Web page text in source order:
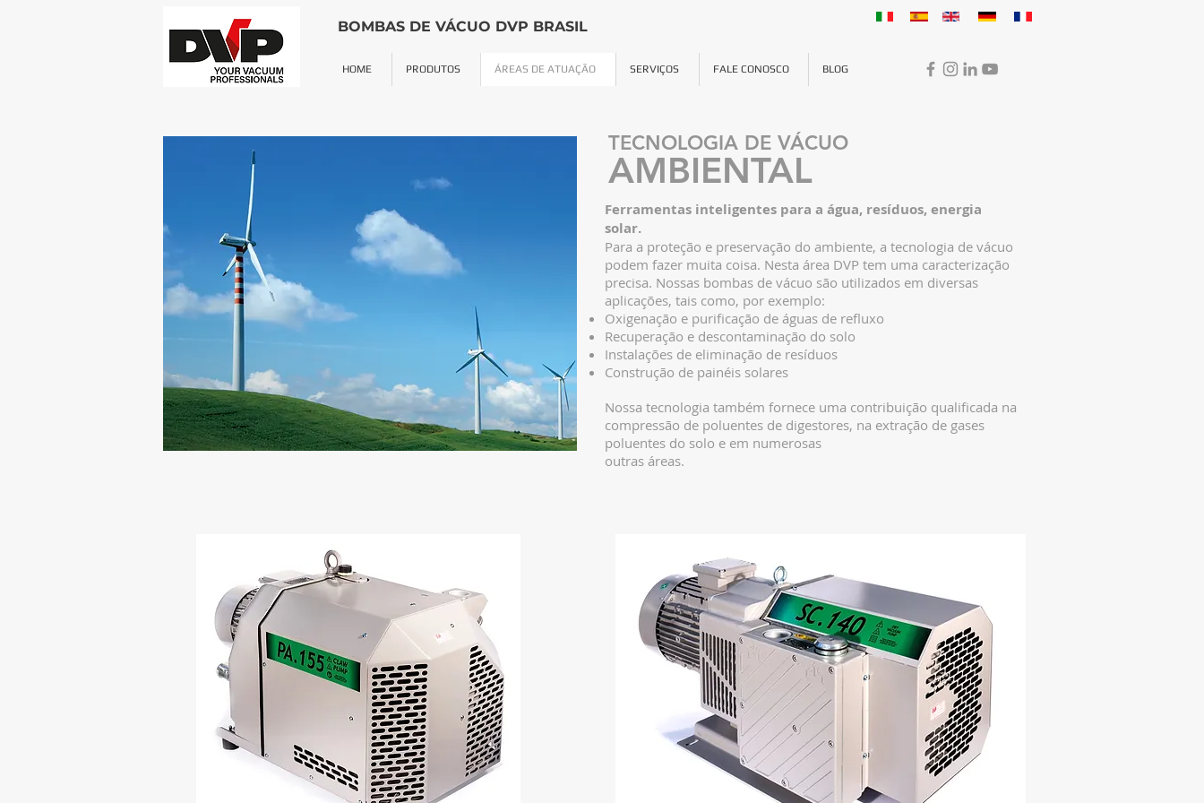
BOMBAS DE VÁCUO DVP BRASIL
HOME PRODUTOS ÁREAS DE ATUAÇÃO SERVIÇOS FALE CONOSCO BLOG
TECNOLOGIA DE VÁCUO
AMBIENTAL
Ferramentas inteligentes para a água, resíduos, energia
solar.
Para a proteção e preservação do ambiente, a tecnologia de vácuo
podem fazer muita coisa. Nesta área DVP tem uma caracterização
precisa. Nossas bombas de vácuo são utilizados em diversas
aplicações, tais como, por exemplo:
Oxigenação e purificação de águas de refluxo
Recuperação e descontaminação do solo
Instalações de eliminação de resíduos
Construção de painéis solares
Nossa tecnologia também fornece uma contribuição qualificada na
compressão de poluentes de digestores, na extração de gases
poluentes do solo e em numerosas
outras áreas.